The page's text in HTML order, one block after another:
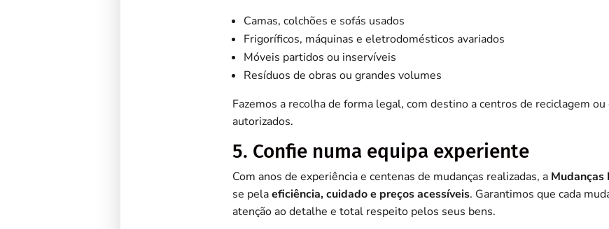
Camas, colchões e sofás usados
Frigoríficos, máquinas e eletrodomésticos avariados
Móveis partidos ou inservíveis
Resíduos de obras ou grandes volumes
Fazemos a recolha de forma legal, com destino a centros de reciclagem ou
autorizados.
5. Confie numa equipa experiente
Com anos de experiência e centenas de mudanças realizadas, a Mudanças
se pelaeficiência, cuidado e preços acessíveis. Garantimos que cada
atenção ao detalhe e total respeito pelos seus bens.